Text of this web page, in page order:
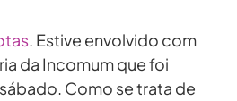
. Estive envolvido com
da Incomum que foi
Como se trata de